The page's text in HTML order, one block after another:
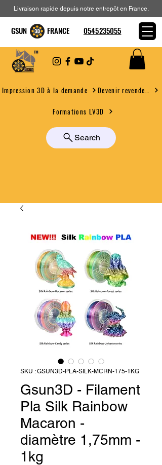
Impression 3D à la demande
Formations LV3D
Search
Livraison rapide depuis notre entrepôt en France.
GSUN FRANCE 0545235055
SKU : GSUN3D-PLA-SILK-MCRN-175-1KG
Gsun3D - Filament
Pla Silk Rainbow
Macaron -
diamètre 1,75mm -
1kg